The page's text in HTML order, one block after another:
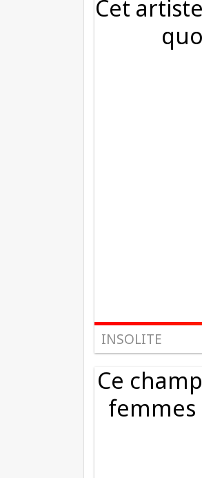
Cet
INSOLITE
Ce
femmes